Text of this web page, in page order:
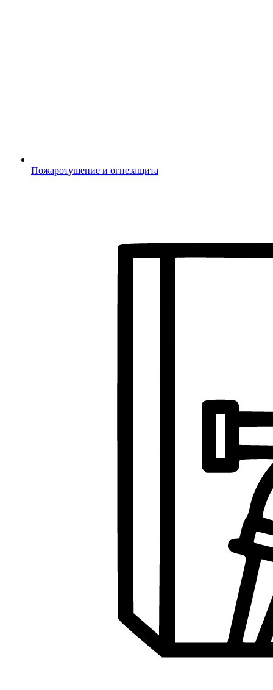
Пожаротушение и огнезащита